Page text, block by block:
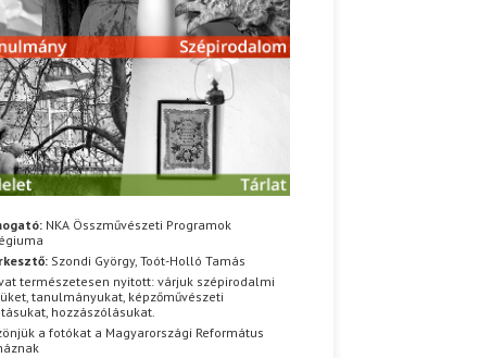
NKA Összművészeti Programok
Szondi György, Toót-Holló Tamás
természetesen nyitott: várjuk szépirodalmi
tanulmányukat, képzőművészeti
hozzászólásukat.
a fotókat a Magyarországi Református